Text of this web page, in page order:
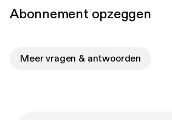
Abonnement opzeggen
Meer vragen & antwoorden